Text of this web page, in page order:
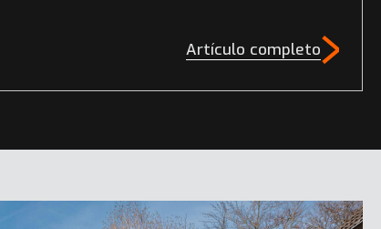
Artículo completo